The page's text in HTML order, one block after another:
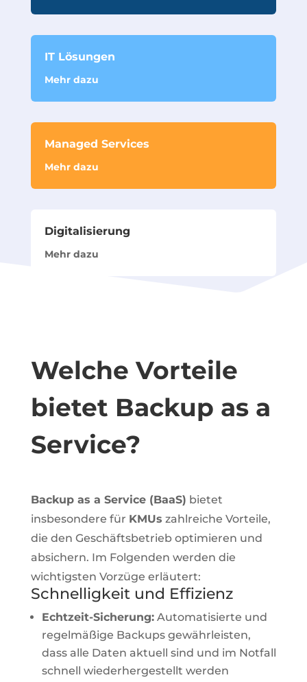
IT Lösungen
Mehr dazu
Managed Services
Mehr dazu
Digitalisierung
Mehr dazu
Welche Vorteile
bietet Backup as a
Service?
Backup as a Service (BaaS) bietet
insbesondere für KMUs zahlreiche Vorteile,
die den Geschäftsbetrieb optimieren und
absichern. Im Folgenden werden die
wichtigsten Vorzüge erläutert:
Schnelligkeit und Effizienz
Echtzeit-Sicherung:Automatisierte und
regelmäßige Backups gewährleisten,
dass alle Daten aktuell sind und im Notfall
schnell wiederhergestellt werden